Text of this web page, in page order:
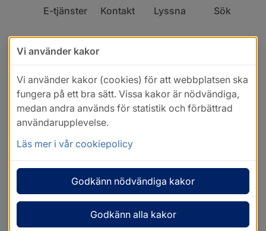
E-tjänster Kontakt Lyssna Sök
Vi använder kakor
Vi använder kakor (cookies) för att webbplatsen ska
fungera på ett bra sätt. Vissa kakor är nödvändiga,
medan andra används för statistik och förbättrad
användarupplevelse.
Läs mer i vår cookiepolicy
Godkänn nödvändiga kakor
Godkänn alla kakor